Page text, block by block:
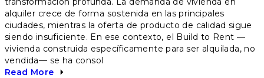
alquiler crece de forma sostenida en las principales
ciudades, mientras la oferta de producto de calidad sigue
siendo insuficiente. En ese contexto, el Build to Rent —
vivienda construida específicamente para ser alquilada, no
vendida— se ha consol
Read More